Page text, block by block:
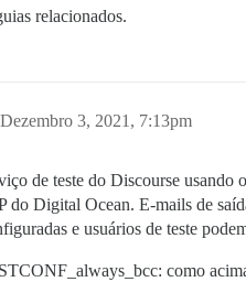
relacionados.
Dezembro 3, 2021, 7:13pm
de teste do Discourse
do Digital Ocean. E-mails de
e usuários de teste
como